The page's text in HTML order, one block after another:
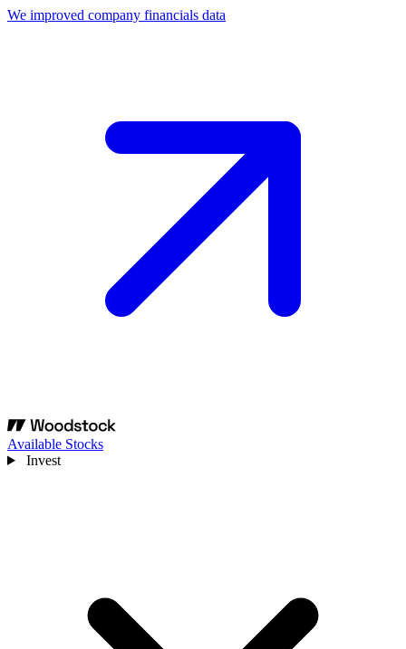
We improved company financials data
Available Stocks
Invest